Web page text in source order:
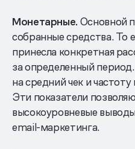
Монетарные. Основной
собранные средства. То
принесла конкретная
за определенный
на средний чек и
Эти показатели
высокоуровневые
email-маркетинга.